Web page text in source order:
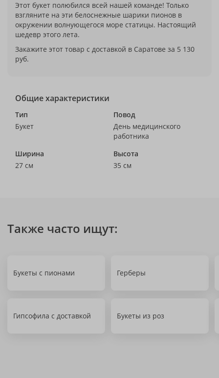
Этот букет полюбился всей нашей команде! Только
взгляните на эти белоснежные шарики пионов в
окружении волнующегося море статицы. Настоящий
шедевр этого лета.
Закажите этот товар с доставкой в Саратове за 5 130
руб.
Общие характеристики
Тип
Букет
Повод
День медицинского
работника
Ширина
27 см
Высота
35 см
Также часто ищут:
Букеты с пионами Герберы
Гипсофила с доставкой Букеты из роз